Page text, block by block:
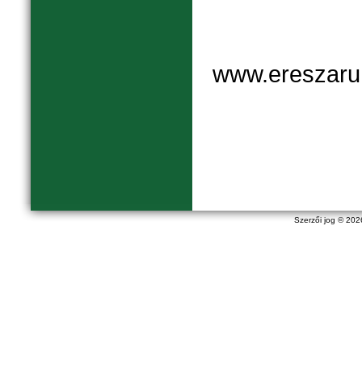
Szerzői jog ©